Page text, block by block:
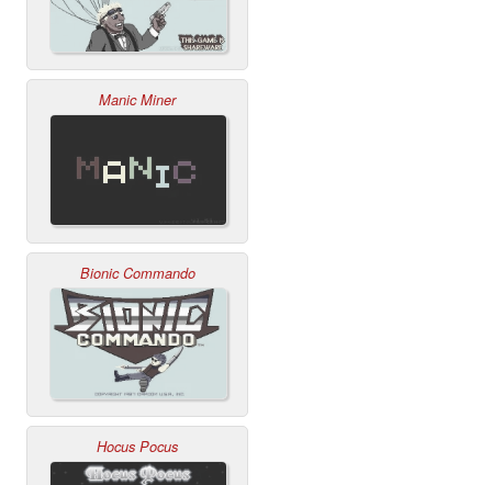
Manic Miner
Bionic Commando
Hocus Pocus